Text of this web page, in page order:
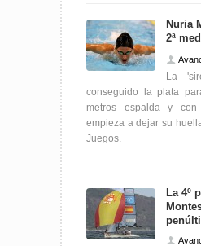
Nuria
2ª
La
conseguido la plata
metros espalda y
empieza a dejar su
Juegos.
La 4º
vela